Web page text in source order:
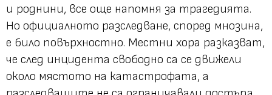
и роднини, все още напомня за трагедията.
Но официалното разследване, според мнозина,
е било повърхностно. Местни хора разказват,
че след инцидента свободно са се движели
около мястото на катастрофата, а